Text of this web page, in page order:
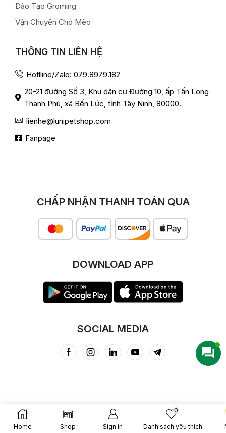
Đào Tạo Groming
Vận Chuyển Chó Mèo
THÔNG TIN LIÊN HỆ
Hotlline/Zalo: 079.8979.182
20-21 đường Số 3, Khu dân cư Đường 10, ấp Tấn Long
Thanh Phú, xã Bến Lức, tỉnh Tây Ninh, 80000.
lienhe@lunipetshop.com
Fanpage
CHẤP NHẬN THANH TOÁN QUA
DOWNLOAD APP
SOCIAL MEDIA
Copyright © 2023 – LUNI PETSHOP
Home Shop Sign in
0
Danh sách yêu thích